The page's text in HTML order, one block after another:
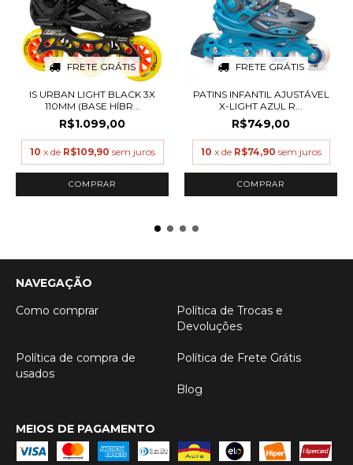
FRETE GRÁTIS
IS URBAN LIGHT BLACK 3X
110MM (BASE HÍBR...
R$1.099,00
10 x de R$109,90 sem juros
COMPRAR
FRETE GRÁTIS
PATINS INFANTIL AJUSTÁVEL
X-LIGHT AZUL R...
R$749,00
10 x de R$74,90 sem juros
COMPRAR
NAVEGAÇÃO
Como comprar
Política de Trocas e
Devoluções
Política de compra de
usados
Política de Frete Grátis
Blog
MEIOS DE PAGAMENTO